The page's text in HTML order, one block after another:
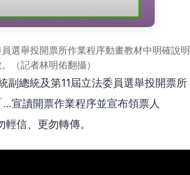
選舉投開票所作業程序動畫教材中明確說明
（記者林明佑翻攝）
副總統及第11屆立法委員選舉投開票所
宣讀開票作業程序並宣布領票人
信、更勿轉傳。